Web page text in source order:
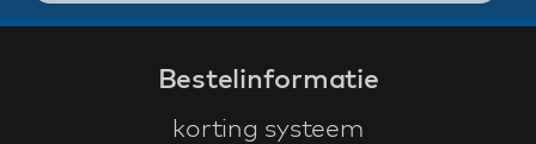
Bestelinformatie
korting systeem